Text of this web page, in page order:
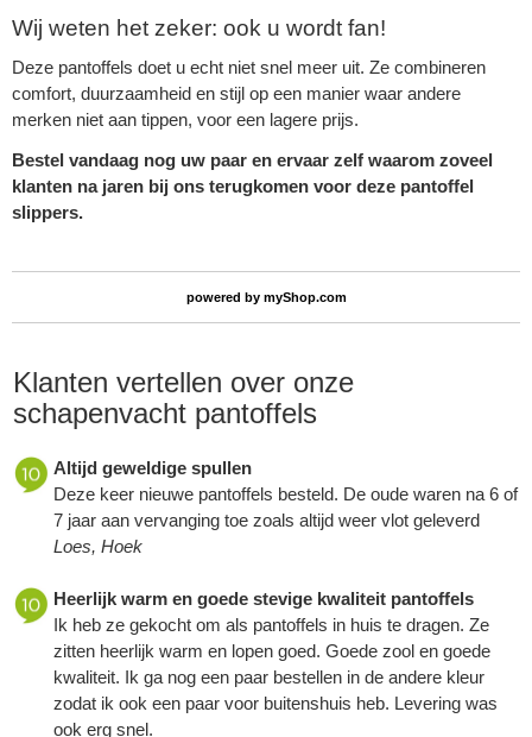
Wij weten het zeker: ook u wordt fan!
Deze pantoffels doet u echt niet snel meer uit. Ze combineren
comfort, duurzaamheid en stijl op een manier waar andere
merken niet aan tippen, voor een lagere prijs.
Bestel vandaag nog uw paar en ervaar zelf waarom zoveel
klanten na jaren bij ons terugkomen voor deze pantoffel
slippers.
powered by myShop.com
Klanten vertellen over onze
schapenvacht pantoffels
Altijd geweldige spullen
Deze keer nieuwe pantoffels besteld. De oude waren na 6 of
7 jaar aan vervanging toe zoals altijd weer vlot geleverd
Loes, Hoek
Heerlijk warm en goede stevige kwaliteit pantoffels
Ik heb ze gekocht om als pantoffels in huis te dragen. Ze
zitten heerlijk warm en lopen goed. Goede zool en goede
kwaliteit. Ik ga nog een paar bestellen in de andere kleur
zodat ik ook een paar voor buitenshuis heb. Levering was
ook erg snel.